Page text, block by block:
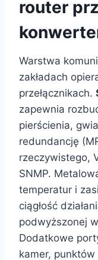
router
Warstwa
zakładach
przełącznikach.
zapewnia
pierścienia,
redundancję
rzeczywistego,
SNMP.
temperatur i
ciągłość
podwyższonej
Dodatkowe
kamer, punktów